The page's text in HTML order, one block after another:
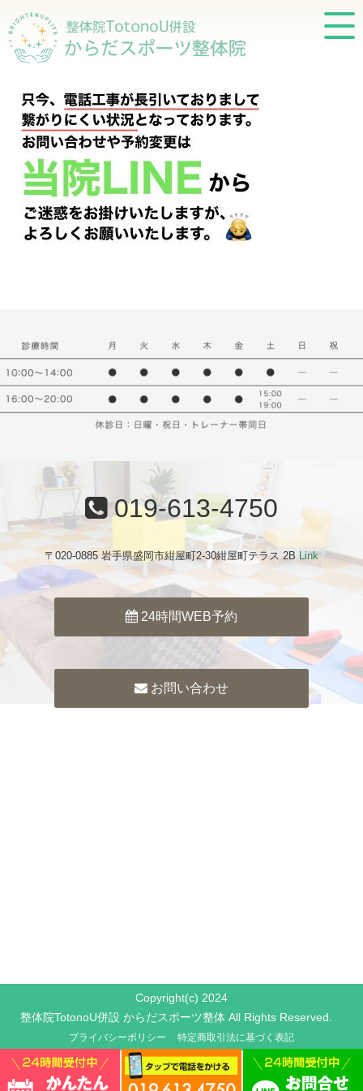
019-613-4750
〒020-0885 岩手県盛岡市紺屋町2-30紺屋町テラス 2B Link
24時間WEB予約
お問い合わせ
Copyright(c) 2024
整体院TotonoU併設 からだスポーツ整体 All Rights Reserved.
プライバシーポリシー 特定商取引法に基づく表記